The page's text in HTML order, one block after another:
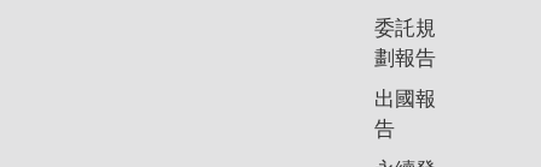
委託規
劃報告
出國報
告